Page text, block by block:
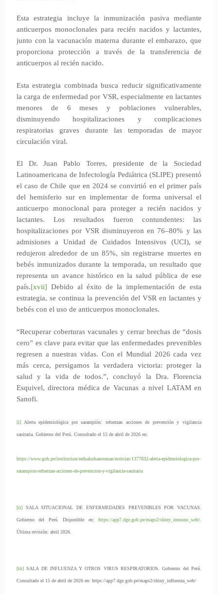
Esta estrategia incluye la inmunización pasiva mediante
anticuerpos monoclonales para recién nacidos y lactantes,
junto con la vacunación materna durante el embarazo, que
proporciona protección a través de la transferencia de
anticuerpos al recién nacido.
Esta estrategia combinada busca reducir significativamente
la carga de enfermedad por VSR, especialmente en lactantes
menores de 6 meses y poblaciones vulnerables,
disminuyendo hospitalizaciones y complicaciones
respiratorias graves durante las temporadas de mayor
circulación viral.
El Dr. Juan Pablo Torres, presidente de la Sociedad
Latinoamericana de Infectología Pediátrica (SLIPE) presentó
el caso de Chile que en 2024 se convirtió en el primer país
del hemisferio sur en implementar de forma universal el
anticuerpo monoclonal para proteger a recién nacidos y
lactantes. Los resultados fueron contundentes: las
hospitalizaciones por VSR disminuyeron en 76–80% y las
admisiones a Unidad de Cuidados Intensivos (UCI), se
redujeron alrededor de un 85%, sin registrarse muertes en
bebés inmunizados durante la temporada, un resultado que
representa un avance histórico en la salud pública de ese
país.[xvii] Debido al éxito de la implementación de esta
estrategia, se continua la prevención del VSR en lactantes y
bebés con el uso de anticuerpos monoclonales.
“Recuperar coberturas vacunales y cerrar brechas de “dosis
cero” es clave para evitar que las enfermedades prevenibles
regresen a nuestras vidas. Con el Mundial 2026 cada vez
más cerca, persigamos la verdadera victoria: proteger la
salud y la vida de todos.”, concluyó la Dra. Florencia
Esquivel, directora médica de Vacunas a nivel LATAM en
Sanofi.
[i]Alerta epidemiológica por sarampión: refuerzan acciones de prevención y vigilancia
sanitaria. Gobierno del Perú. Consultado el 15 de abril de 2026 en:
https://www.gob.pe/institucion/redsaludsanroman/noticias/1377832-alerta-epidemiologica-por-
sarampion-refuerzan-acciones-de-prevencion-y-vigilancia-sanitaria
[ii]SALA SITUACIONAL DE ENFERMEDADES PREVENIBLES POR VACUNAS.
Gobierno del Perú. Disponible en:https://app7.dge.gob.pe/maps2/shiny_inmuno_web/
Última revisión: abril 2026.
[iii]SALA DE INFLUENZA Y OTROS VIRUS RESPIRATORIOS. Gobierno del Perú.
Consultado el 15 de abril de 2026 en: https://app7.dge.gob.pe/maps2/shiny_influenza_web/